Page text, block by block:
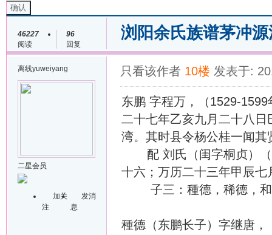
确认
46227
阅读
96
回复
浏阳余氏族谱茅冲
离线yuweiyang
二星会员
加关
注
发消
息
只看该作者 10楼 发表于:
东鹏 字程万，（1529-
二十七年乙亥九月二十八
湾。其时县令杨公桂一闻
配 刘氏（闺字桐贞）（
十六；万历二十三年甲辰七
子三：種德，稀德，
種德（东鹏长子）字继唐